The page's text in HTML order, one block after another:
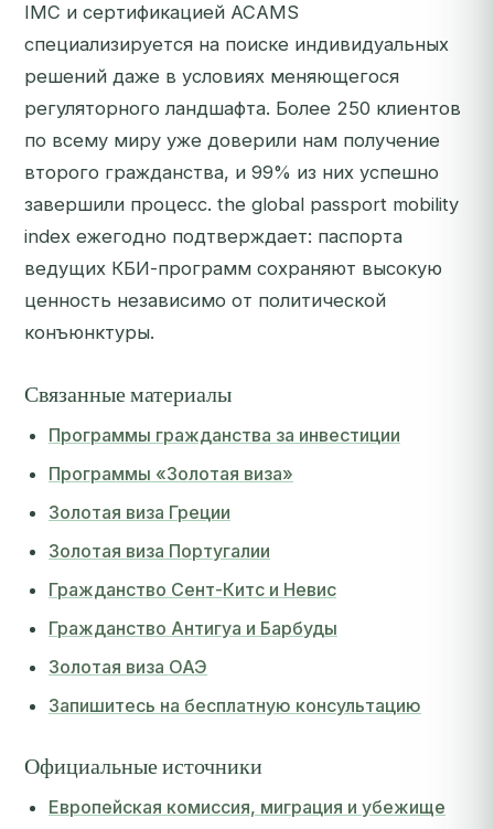
IMC и сертификацией ACAMS
специализируется на поиске индивидуальных
решений даже в условиях меняющегося
регуляторного ландшафта. Более 250 клиентов
по всему миру уже доверили нам получение
второго гражданства, и 99% из них успешно
завершили процесс. the global passport mobility
index ежегодно подтверждает: паспорта
ведущих КБИ-программ сохраняют высокую
ценность независимо от политической
конъюнктуры.
Связанные материалы
Программы гражданства за инвестиции
Программы «Золотая виза»
Золотая виза Греции
Золотая виза Португалии
Гражданство Сент-Китс и Невис
Гражданство Антигуа и Барбуды
Золотая виза ОАЭ
Запишитесь на бесплатную консультацию
Официальные источники
Европейская комиссия, миграция и убежище